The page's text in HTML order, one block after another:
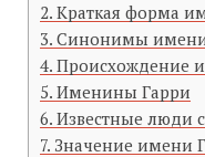
Краткая форма
Синонимы
Происхождение
Именины Гарри
Известные люди
Значение имени